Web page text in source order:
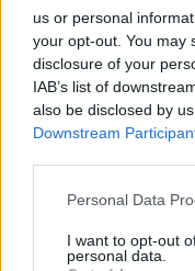
us or personal
your opt-out. You may
disclosure of your
IAB’s list of
also be disclosed by
Downstream
Please note that this
not limited to your visit
grant or deny consent
Personal Data
I want to opt-out
personal data.
Land
Johan
nes
Eklöf
SWE